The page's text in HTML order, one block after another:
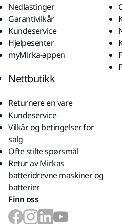
Nedlastinger
Garantivilkår
Kundeservice
Hjelpesenter
myMirka-appen
Nettbutikk
Returnere en vare
Kundeservice
Vilkår og betingelser for
salg
Ofte stilte spørsmål
Retur av Mirkas
batteridrevne maskiner og
batterier
Finn oss